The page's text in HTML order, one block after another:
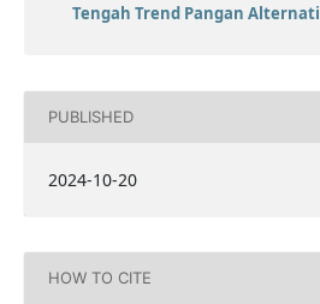
Tengah Trend Pangan
PUBLISHED
2024-10-20
HOW TO CITE